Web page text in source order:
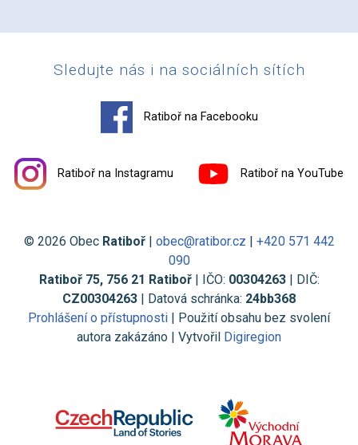
Sledujte nás i na sociálních sítích
Ratiboř na Facebooku
Ratiboř na Instagramu Ratiboř na YouTube
© 2026 Obec Ratiboř| obec@ratibor.cz | +420 571 442
090
Ratiboř 75, 756 21 Ratiboř| IČO: 00304263| DIČ:
CZ00304263 | Datová schránka: 24bb368
Prohlášení o přístupnosti | Použití obsahu bez svolení
autora zakázáno | Vytvořil Digiregion